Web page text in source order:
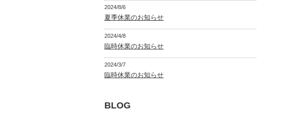
2024/8/6
夏季休業のお知らせ
2024/4/8
臨時休業のお知らせ
2024/3/7
臨時休業のお知らせ
BLOG